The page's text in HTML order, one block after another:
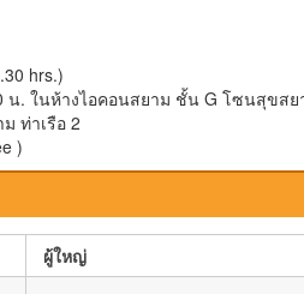
hrs.)
น. ในห้างไอคอนสยาม ชั้น G โซนสุขส
ท่าเรือ 2
)
ผู้ใหญ่